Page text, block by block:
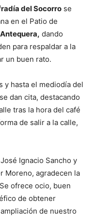
del Socorro se
en el Patio de
dando
para respaldar a la
un buen rato.
y hasta el mediodía del
dan cita, destacando
tras la hora del café
de salir a la calle,
Ignacio Sancho y
Moreno, agradecen la
e ofrece ocio, buen
de obtener
de nuestro